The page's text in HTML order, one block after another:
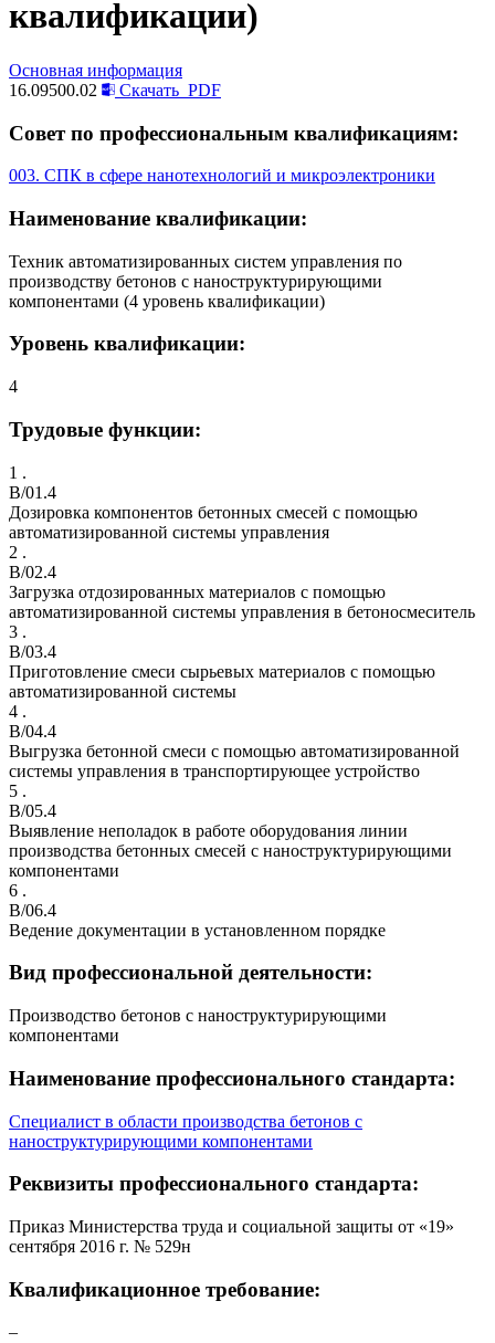
квалификации)
Основная информация
16.09500.02
Скачать PDF
Совет по профессиональным квалификациям:
003. СПК в сфере нанотехнологий и микроэлектроники
Наименование квалификации:
Техник автоматизированных систем управления по
производству бетонов с наноструктурирующими
компонентами (4 уровень квалификации)
Уровень квалификации:
4
Трудовые функции:
1 .
B/01.4
Дозировка компонентов бетонных смесей с помощью
автоматизированной системы управления
2 .
B/02.4
Загрузка отдозированных материалов с помощью
автоматизированной системы управления в бетоносмеситель
3 .
B/03.4
Приготовление смеси сырьевых материалов с помощью
автоматизированной системы
4 .
B/04.4
Выгрузка бетонной смеси с помощью автоматизированной
системы управления в транспортирующее устройство
5 .
B/05.4
Выявление неполадок в работе оборудования линии
производства бетонных смесей с наноструктурирующими
компонентами
6 .
B/06.4
Ведение документации в установленном порядке
Вид профессиональной деятельности:
Производство бетонов с наноструктурирующими
компонентами
Наименование профессионального стандарта:
Специалист в области производства бетонов с
наноструктурирующими компонентами
Реквизиты профессионального стандарта:
Приказ Министерства труда и социальной защиты от «19»
сентября 2016 г. № 529н
Квалификационное требование:
–